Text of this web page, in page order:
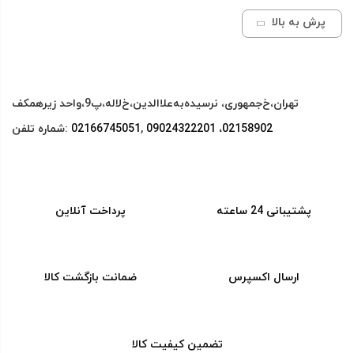
دستگاه
پرس
افزودن به سبد خرید
پرش به بالا
تهران،خ‌جمهوری، نرسیده‌به‌علاالدین،‌خ‌لاله،‌پ9،واحد زیرهمکف
شماره تلفن: 02166745051‌, 09024322201 ،02158902
پرداخت آنلاین پشتیبانی 24 ساعته
ضمانت بازگشت کالا ارسال اکسپرس
تضمین کیفیت کالا